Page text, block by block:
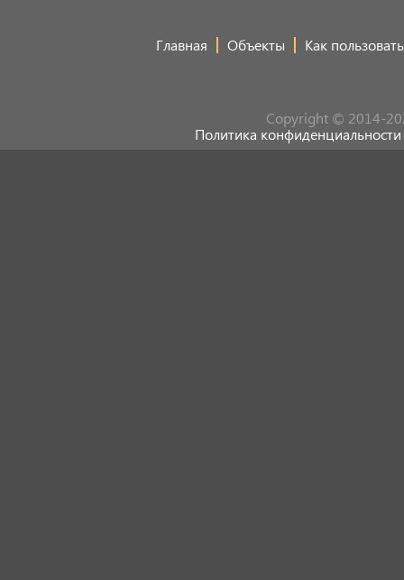
Главная Объекты Как
Copyright © 2014-
Политика конфиденциальности